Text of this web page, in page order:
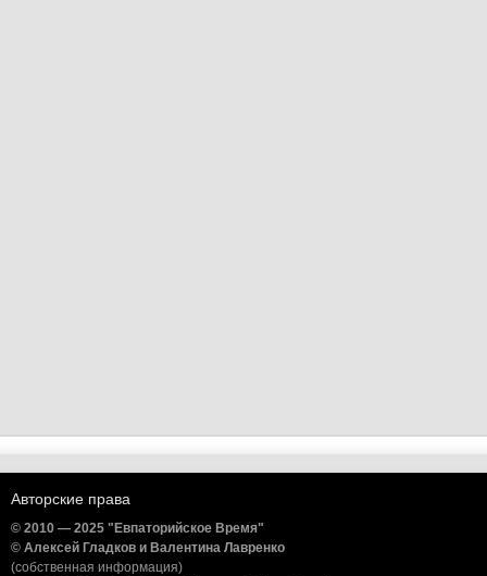
Авторские права
© 2010 — 2025 "Евпаторийское Время"
© Алексей Гладков и Валентина Лавренко
(собственная информация)